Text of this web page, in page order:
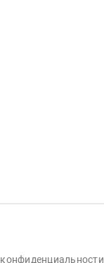
конфиденциальности